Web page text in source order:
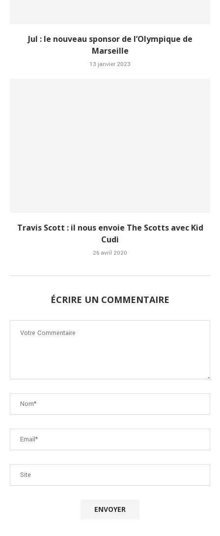
Jul : le nouveau sponsor de l’Olympique de
Marseille
13 janvier 2023
Travis Scott : il nous envoie The Scotts avec Kid
Cudi
26 avril 2020
ÉCRIRE UN COMMENTAIRE